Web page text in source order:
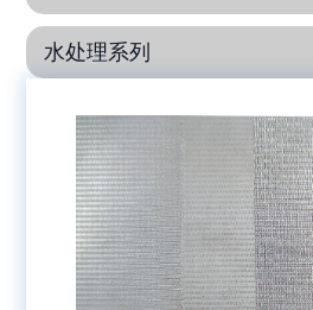
水处理系列